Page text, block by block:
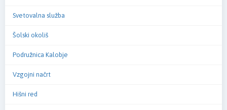
Svetovalna služba
Šolski okoliš
Podružnica Kalobje
Vzgojni načrt
Hišni red